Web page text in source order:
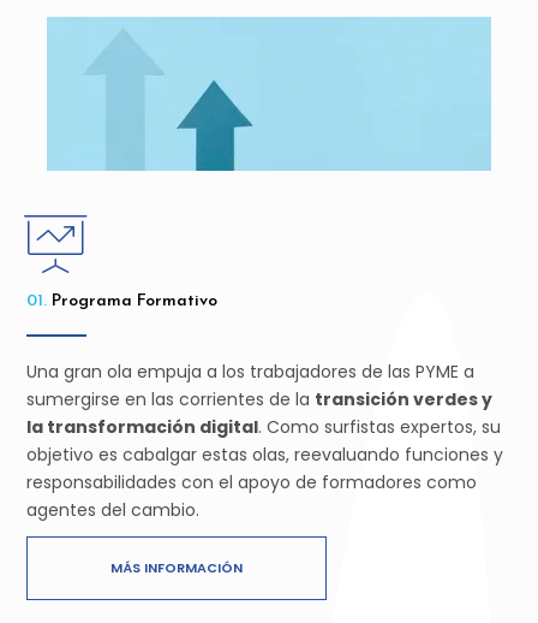
01. Programa Formativo
Una gran ola empuja a los trabajadores de las PYME a
sumergirse en las corrientes de la transición verdes y
la transformación digital. Como surfistas expertos, su
objetivo es cabalgar estas olas, reevaluando funciones y
responsabilidades con el apoyo de formadores como
agentes del cambio.
MÁS INFORMACIÓN